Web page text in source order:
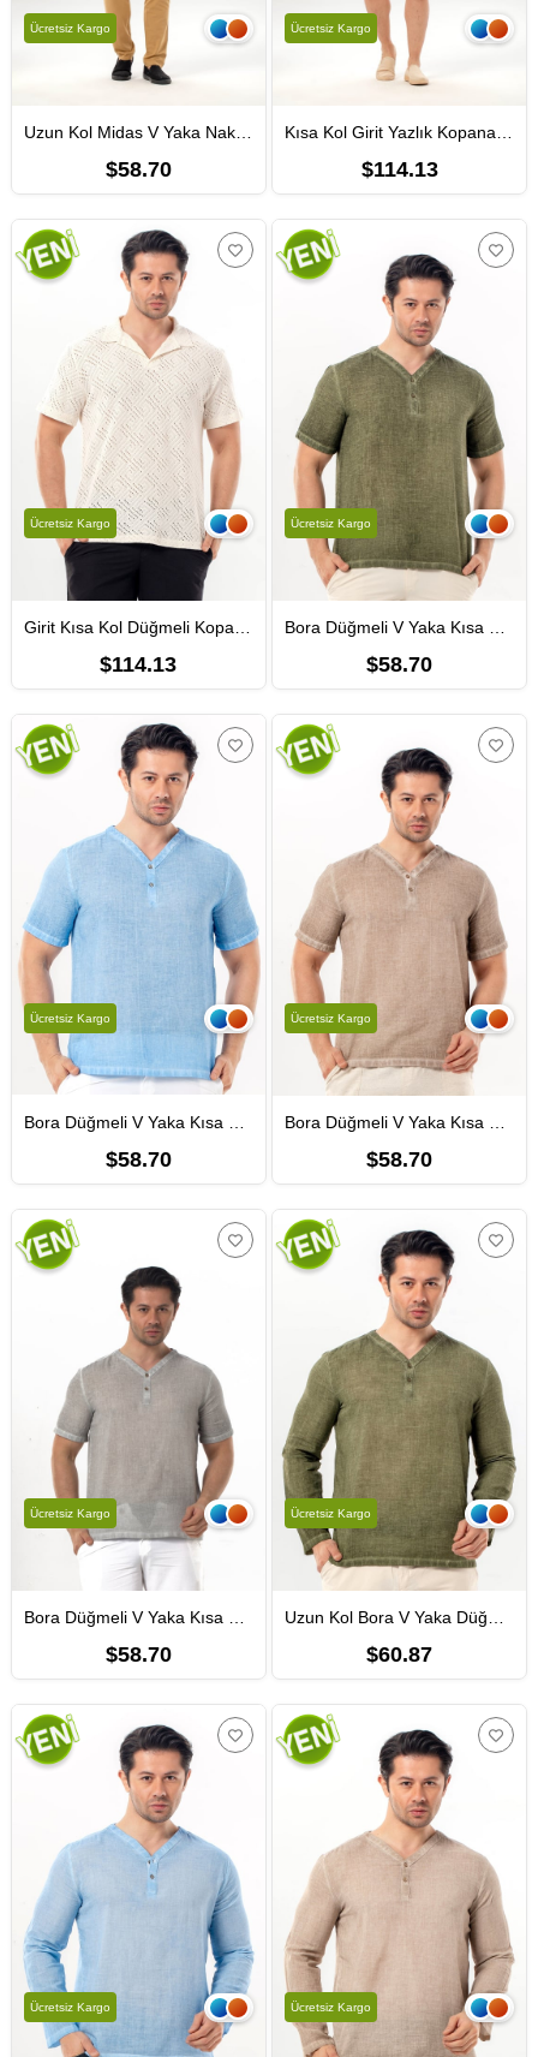
Uzun Kol Midas V Yaka Nakışlı Şile Bezi Erkek Tişört | Yazlık Erkek Tshirt Siyah Syh
$58.70
Ücretsiz Kargo
$114.13
Ücretsiz Kargo
$114.13
Ücretsiz Kargo
$58.70
Ücretsiz Kargo
$58.70
Ücretsiz Kargo
$58.70
Ücretsiz Kargo
$58.70
Ücretsiz Kargo
$60.87
Ücretsiz Kargo
Ücretsiz Kargo Ücretsiz Kargo